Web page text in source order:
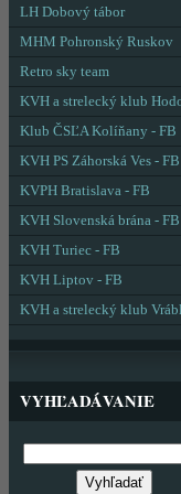
LH Dobový tábor
MHM Pohronský Ruskov
Retro sky team
KVH a strelecký klub
Klub ČSĽA Kolíňany - FB
KVH PS Záhorská Ves - FB
KVPH Bratislava - FB
KVH Slovenská brána - FB
KVH Turiec - FB
KVH Liptov - FB
KVH a strelecký klub
VYHĽADÁVANIE